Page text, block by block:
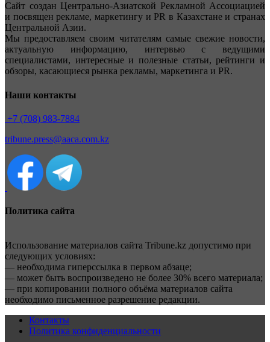
Сайт создан Центрально-Азиатской Рекламной Ассоциацией
и посвящен рекламе, маркетингу и PR в Казахстане и странах
Центральной Азии.
Мы предоставляем своим читателям самые свежие новости,
актуальную информацию, интервью с ведущими
специалистами, интересные и полезные статьи, рейтинги и
обзоры, касающиеся рынка рекламы, маркетинга и PR.
Наши контакты
+7 (708) 983-7884
tribune.press@aaca.com.kz
Политика сайта
Использование материалов сайта Tribune.kz допустимо при
следующих условиях:
— необходима гиперссылка в первом абзаце;
— может быть воспроизведено не более 30% всего материала;
— при копировании полного объёма материалов сайта
необходимо письменное разрешение редакции.
Контакты
Политика конфиденциальности